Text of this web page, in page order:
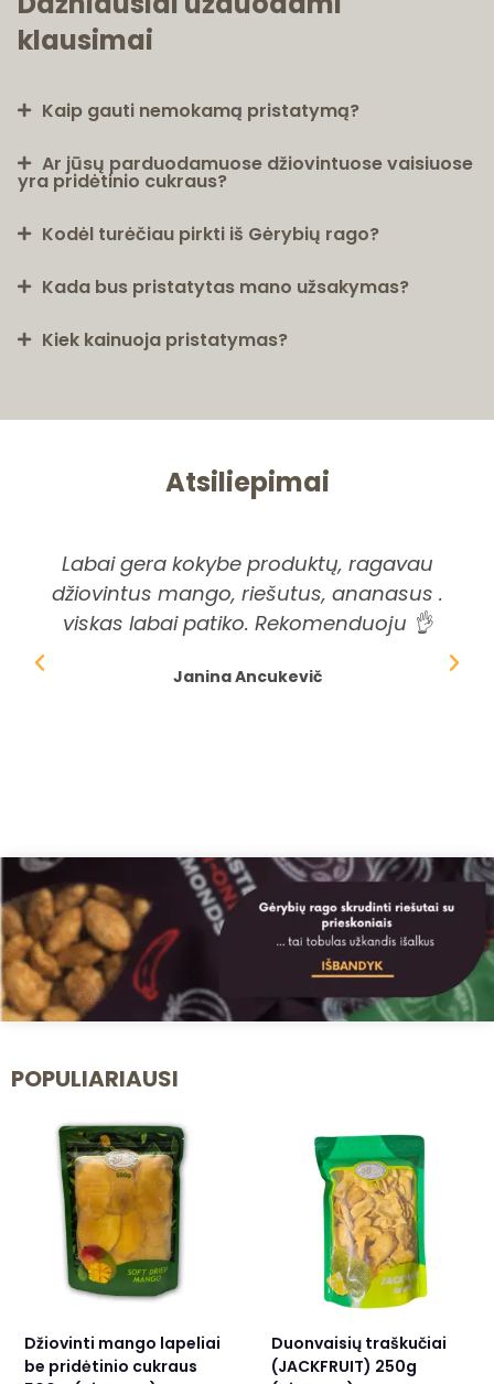
klausimai
Kaip gauti nemokamą pristatymą?
Ar jūsų parduodamuose džiovintuose vaisiuose
yra pridėtinio cukraus?
Kodėl turėčiau pirkti iš Gėrybių rago?
Kada bus pristatytas mano užsakymas?
Kiek kainuoja pristatymas?
Atsiliepimai
Labai gera kokybe produktų, ragavau
džiovintus mango, riešutus, ananasus .
viskas labai patiko. Rekomenduoju 👌
Janina Ancukevič
POPULIARIAUSI
Džiovinti mango lapeliai
be pridėtinio cukraus
Duonvaisių traškučiai
(JACKFRUIT) 250g